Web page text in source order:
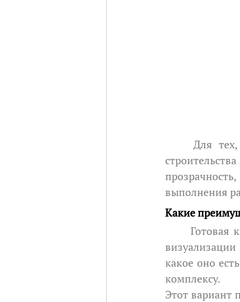
выполнения
Какие
какое оно
комплексу.
Этот вариант